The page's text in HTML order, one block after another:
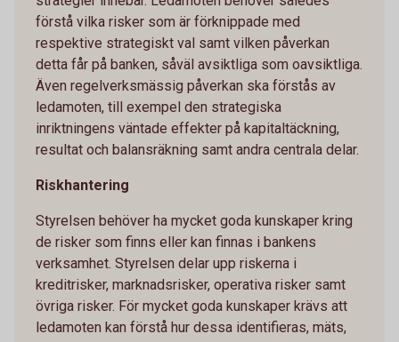
förstå vilka risker som är förknippade med
respektive strategiskt val samt vilken påverkan
detta får på banken, såväl avsiktliga som oavsiktliga.
Även regelverksmässig påverkan ska förstås av
ledamoten, till exempel den strategiska
inriktningens väntade effekter på kapitaltäckning,
resultat och balansräkning samt andra centrala delar.
Riskhantering
Styrelsen behöver ha mycket goda kunskaper kring
de risker som finns eller kan finnas i bankens
verksamhet. Styrelsen delar upp riskerna i
kreditrisker, marknadsrisker, operativa risker samt
övriga risker. För mycket goda kunskaper krävs att
ledamoten kan förstå hur dessa identifieras, mäts,